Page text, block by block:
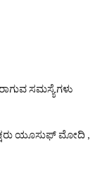
ಸಮಸ್ಯೆಗಳು
ಯೂಸುಫ್ ಮೋದಿ ,